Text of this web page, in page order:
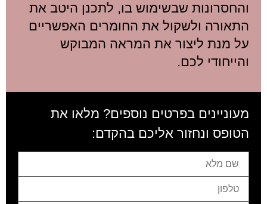
והחסרונות שבשימוש בו, לתכנן היטב את
התאורה ולשקול את החומרים האפשריים
על מנת ליצור את המראה המבוקש
והייחודי לכם.
מעוניינים בפרטים נוספים? מלאו את
הטופס ונחזור אליכם בהקדם: